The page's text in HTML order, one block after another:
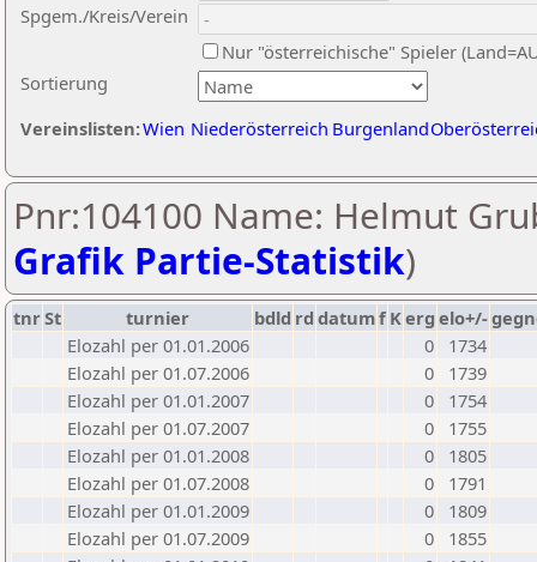
Sortierung
Spgem./Kreis/Verein
Nur "österreichische" Spieler
Vereinslisten:Wien Niederösterreich Burgenland
Pnr:104100 Name: Helmut
Grafik Partie-Statistik)
tnrSt turnier bdld rd datumf Kerg elo+/-
Elozahl per 01.01.2006
0
1734
Elozahl per 01.07.2006
0
1739
Elozahl per 01.01.2007
0
1754
Elozahl per 01.07.2007
0
1755
Elozahl per 01.01.2008
0
1805
Elozahl per 01.07.2008
0
1791
Elozahl per 01.01.2009
0
1809
Elozahl per 01.07.2009
0
1855